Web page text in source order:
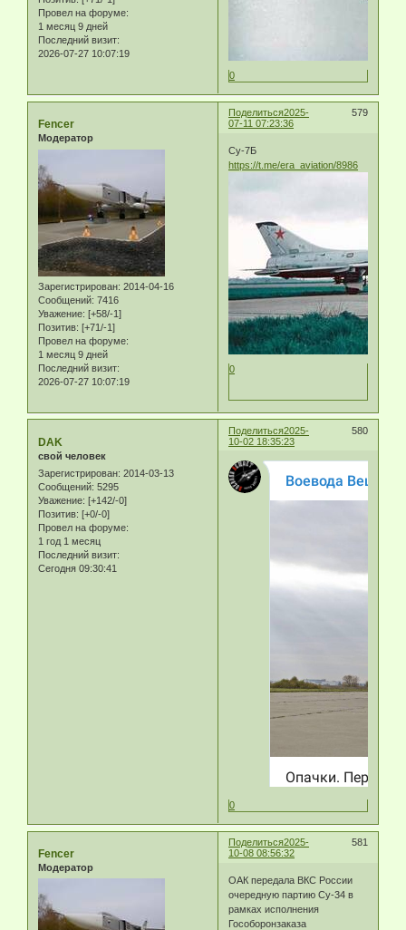
Провел на форуме:
1 месяц 9 дней
Последний визит:
2026-07-27 10:07:19
0
Поделиться 579
2025-
07-11 07:23:36
Fencer
Модератор
Зарегистрирован: 2014-04-16
Сообщений: 7416
Уважение: [+58/-1]
Позитив: [+71/-1]
Провел на форуме:
1 месяц 9 дней
Последний визит:
2026-07-27 10:07:19
Су-7Б
https://t.me/era_aviation/8986
0
Поделиться 580
2025-
10-02 18:35:23
DAK
свой человек
Зарегистрирован: 2014-03-13
Сообщений: 5295
Уважение: [+142/-0]
Позитив: [+0/-0]
Провел на форуме:
1 год 1 месяц
Последний визит:
Сегодня 09:30:41
0
Поделиться 581
2025-
10-08 08:56:32
Fencer
Модератор
ОАК передала ВКС России
очередную партию Су-34 в
рамках исполнения
Гособоронзаказа